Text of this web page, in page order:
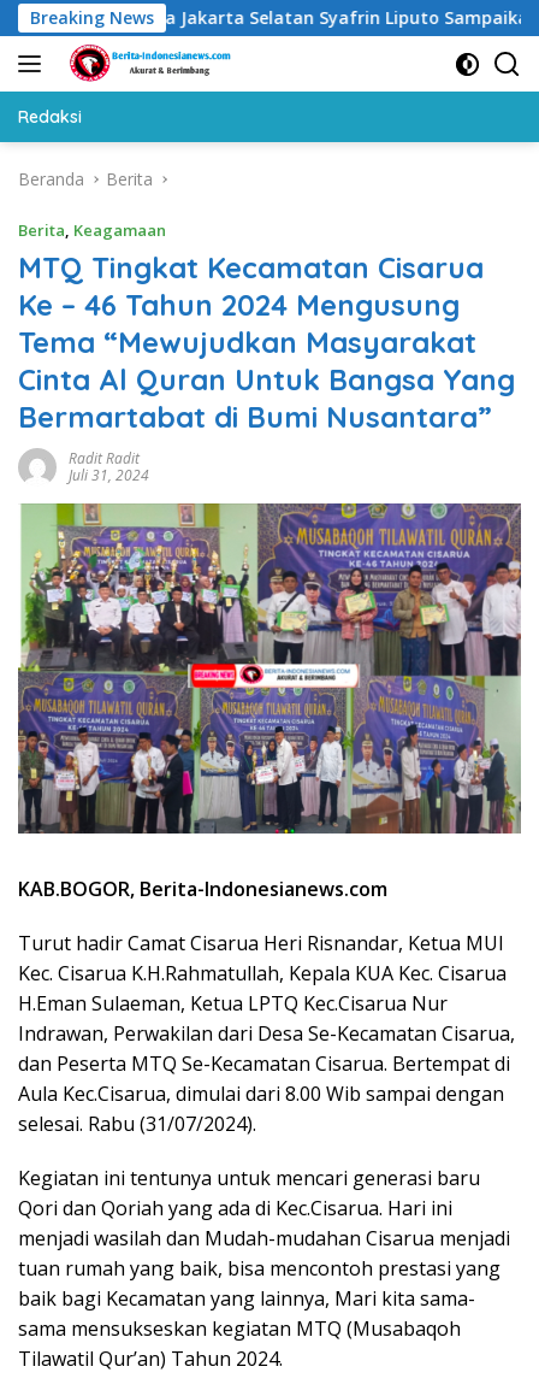
Langsung
ke
konten
Breaking News
Kota Jakarta Selatan Syafrin Liputo Sampaikan Prestasi
Redaksi
Beranda Berita
Berita, Keagamaan
MTQ Tingkat Kecamatan Cisarua
Ke – 46 Tahun 2024 Mengusung
Tema “Mewujudkan Masyarakat
Cinta Al Quran Untuk Bangsa Yang
Bermartabat di Bumi Nusantara”
Radit Radit
Juli 31, 2024
KAB.BOGOR, Berita-Indonesianews.com
Turut hadir Camat Cisarua Heri Risnandar, Ketua MUI
Kec. Cisarua K.H.Rahmatullah, Kepala KUA Kec. Cisarua
H.Eman Sulaeman, Ketua LPTQ Kec.Cisarua Nur
Indrawan, Perwakilan dari Desa Se-Kecamatan Cisarua,
dan Peserta MTQ Se-Kecamatan Cisarua. Bertempat di
Aula Kec.Cisarua, dimulai dari 8.00 Wib sampai dengan
selesai. Rabu (31/07/2024).
Kegiatan ini tentunya untuk mencari generasi baru
Qori dan Qoriah yang ada di Kec.Cisarua. Hari ini
menjadi wasilah dan Mudah-mudahan Cisarua menjadi
tuan rumah yang baik, bisa mencontoh prestasi yang
baik bagi Kecamatan yang lainnya, Mari kita sama-
sama mensukseskan kegiatan MTQ (Musabaqoh
Tilawatil Qur’an) Tahun 2024.